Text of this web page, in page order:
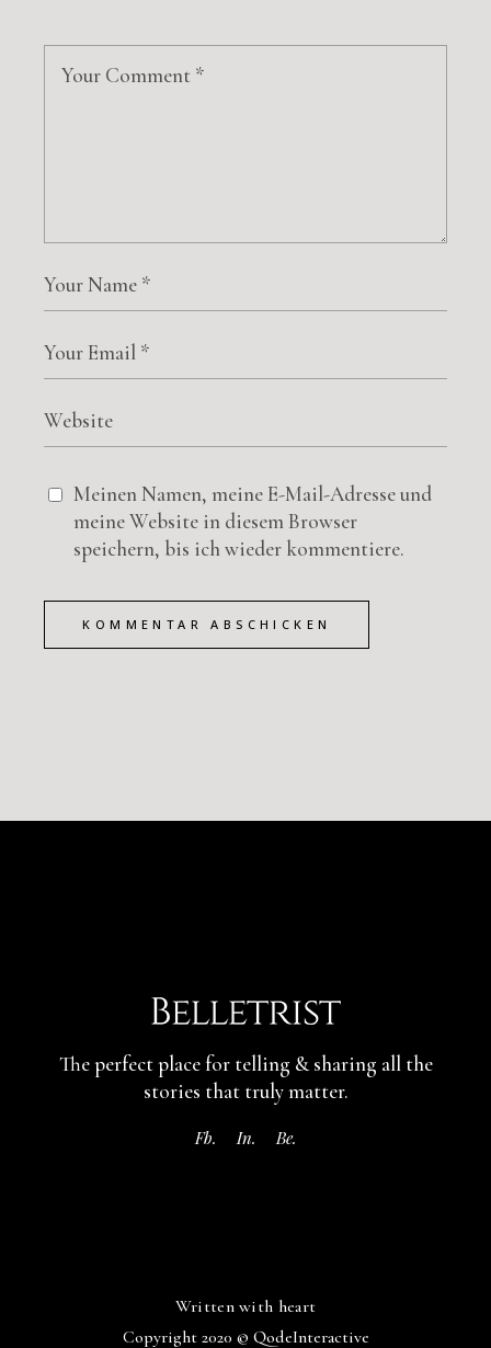
Meinen Namen, meine E-Mail-Adresse und
meine Website in diesem Browser
speichern, bis ich wieder kommentiere.
KOMMENTAR ABSCHICKEN
The perfect place for telling & sharing all the
stories that truly matter.
Fb. In. Be.
Written with heart
Copyright 2020 © QodeInteractive